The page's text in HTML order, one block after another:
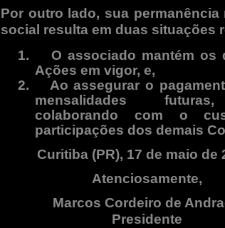
Por outro lado, sua permanência
social resulta em duas situações
1.
O associado mantém os
Ações em vigor, e,
2.
Ao assegurar o
mensalidades
colaborando com o
participações dos demais
Curitiba (PR), 17 de maio de
Atenciosamente,
Marcos Cordeiro de
Presidente